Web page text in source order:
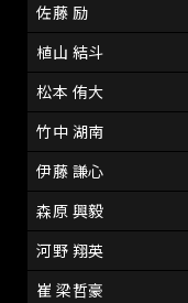
佐藤 励
植山 結斗
松本 侑大
竹中 湖南
伊藤 謙心
森原 興毅
河野 翔英
崔 梁哲豪